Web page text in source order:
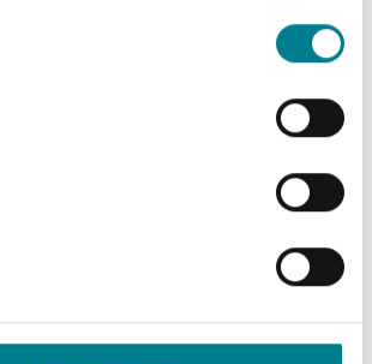
unsere Webseite weiterhin nutzen.
Der schweizerische Nationalspieler im
Weihnachten aufgrund einer Verletzung am
Beim 25-jährigen Nationalspieler
freie Gelenkkörper im rechten
musste nun aber in der